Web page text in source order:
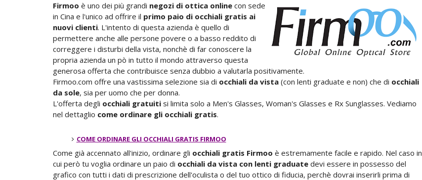
Firmoo è uno dei più grandi negozi di ottica online con sede
in Cina e l'unico ad offrire il primo paio di occhiali gratis ai
nuovi clienti. L'intento di questa azienda è quello di
permettere anche alle persone povere o a basso reddito di
correggere i disturbi della vista, nonchè di far conoscere la
propria azienda un pò in tutto il mondo attraverso questa
generosa offerta che contribuisce senza dubbio a valutarla positivamente.
Firmoo.com offre una vastissima selezione sia di occhiali da vista (con lenti graduate e non) che di occhiali
da sole, sia per uomo che per donna.
L'offerta degli occhiali gratuiti si limita solo a Men's Glasses, Woman's Glasses e Rx Sunglasses. Vediamo
nel dettaglio come ordinare gli occhiali gratis.
COME ORDINARE GLI OCCHIALI GRATIS FIRMOO
Come già accennato all'inizio, ordinare gli occhiali gratis Firmoo è estremamente facile e rapido. Nel caso in
cui però tu voglia ordinare un paio di occhiali da vista con lenti graduate devi essere in possesso del
grafico con tutti i dati di prescrizione dell'oculista o del tuo ottico di fiducia, perchè dovrai inserirli prima di